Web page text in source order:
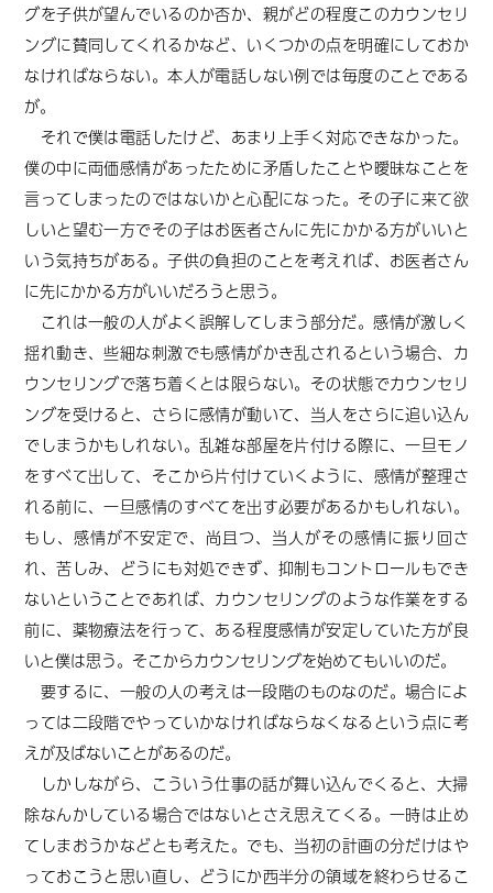
グを子供が望んでいるのか否か、親がどの程度このカウンセリ
ングに賛同してくれるかなど、いくつかの点を明確にしておか
なければならない。本人が電話しない例では毎度のことである
が。
それで僕は電話したけど、あまり上手く対応できなかった。
僕の中に両価感情があったために矛盾したことや曖昧なことを
言ってしまったのではないかと心配になった。その子に来て欲
しいと望む一方でその子はお医者さんに先にかかる方がいいと
いう気持ちがある。子供の負担のことを考えれば、お医者さん
に先にかかる方がいいだろうと思う。
これは一般の人がよく誤解してしまう部分だ。感情が激しく
揺れ動き、些細な刺激でも感情がかき乱されるという場合、カ
ウンセリングで落ち着くとは限らない。その状態でカウンセリ
ングを受けると、さらに感情が動いて、当人をさらに追い込ん
でしまうかもしれない。乱雑な部屋を片付ける際に、一旦モノ
をすべて出して、そこから片付けていくように、感情が整理さ
れる前に、一旦感情のすべてを出す必要があるかもしれない。
もし、感情が不安定で、尚且つ、当人がその感情に振り回さ
れ、苦しみ、どうにも対処できず、抑制もコントロールもでき
ないということであれば、カウンセリングのような作業をする
前に、薬物療法を行って、ある程度感情が安定していた方が良
いと僕は思う。そこからカウンセリングを始めてもいいのだ。
要するに、一般の人の考えは一段階のものなのだ。場合によ
っては二段階でやっていかなければならなくなるという点に考
えが及ばないことがあるのだ。
しかしながら、こういう仕事の話が舞い込んでくると、大掃
除なんかしている場合ではないとさえ思えてくる。一時は止め
てしまおうかなどとも考えた。でも、当初の計画の分だけはや
っておこうと思い直し、どうにか西半分の領域を終わらせるこ